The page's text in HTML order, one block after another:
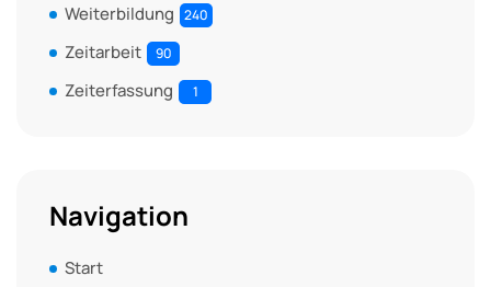
Weiterbildung 240
Zeitarbeit 90
Zeiterfassung 1
Navigation
Start